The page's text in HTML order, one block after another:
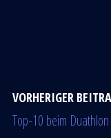
VORHERIGER
Top-10 beim Duathlon